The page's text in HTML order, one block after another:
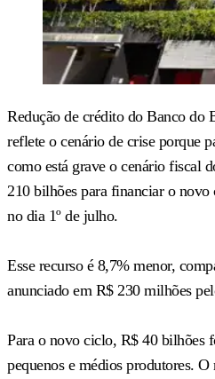
Redução de crédito do Banco do
reflete o cenário de crise porque
como está grave o cenário fiscal
210 bilhões para financiar o
no dia 1º de julho.
Esse recurso é 8,7% menor,
anunciado em R$ 230 milhões
Para o novo ciclo, R$ 40 bilhões
pequenos e médios produtores.